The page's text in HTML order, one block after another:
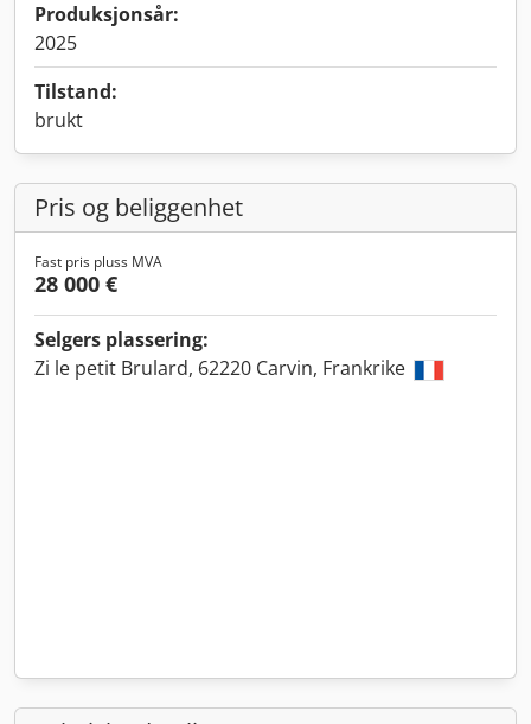
Produksjonsår:
2025
Tilstand:
brukt
Pris og beliggenhet
Fast pris pluss MVA
28 000 €
Selgers plassering:
Zi le petit Brulard, 62220 Carvin, Frankrike